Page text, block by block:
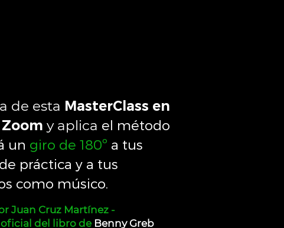
de esta MasterClass en
y aplica el método
un giro de 180º a tus
práctica y a tus
como músico.
Juan Cruz Martínez -
del libro de Benny Greb